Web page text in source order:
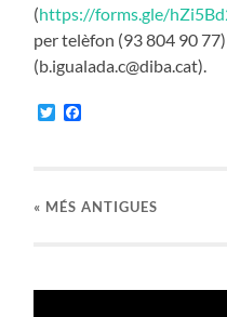
(https://forms.gle/
per telèfon (93 804 90
(b.igualada.c@diba.cat).
Twitter
« MÉS ANTIGUES